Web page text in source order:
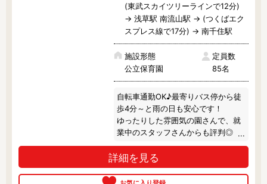
(東武スカイツリーラインで12分)
→ 浅草駅 南流山駅 → (つくばエク
スプレス線で17分) → 南千住駅
施設形態
公立保育園
定員数
85名
自転車通勤OK♪最寄りバス停から徒
歩4分～と雨の日も安心です！
ゆったりした雰囲気の園さんで、就
業中のスタッフさんからも評判◎
お砂場や遊具のある広い園庭では、
園児さんたちがいつも元気に遊んで
います♪
詳細を見る